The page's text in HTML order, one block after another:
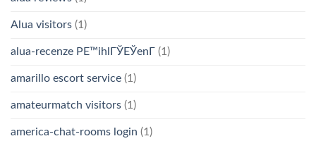
Alua visitors (1)
alua-recenze PЕ™ihlГЎЕЎenГ­ (1)
amarillo escort service (1)
amateurmatch visitors (1)
america-chat-rooms login (1)